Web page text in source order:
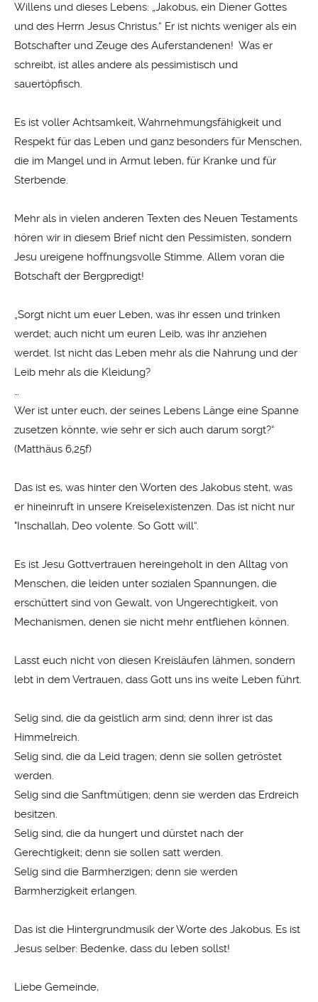
Willens und dieses Lebens: „Jakobus, ein Diener Gottes
und des Herrn Jesus Christus.“ Er ist nichts weniger als ein
Botschafter und Zeuge des Auferstandenen! Was er
schreibt, ist alles andere als pessimistisch und
sauertöpfisch.
Es ist voller Achtsamkeit, Wahrnehmungsfähigkeit und
Respekt für das Leben und ganz besonders für Menschen,
die im Mangel und in Armut leben, für Kranke und für
Sterbende.
Mehr als in vielen anderen Texten des Neuen Testaments
hören wir in diesem Brief nicht den Pessimisten, sondern
Jesu ureigene hoffnungsvolle Stimme. Allem voran die
Botschaft der Bergpredigt!
„Sorgt nicht um euer Leben, was ihr essen und trinken
werdet; auch nicht um euren Leib, was ihr anziehen
werdet. Ist nicht das Leben mehr als die Nahrung und der
Leib mehr als die Kleidung?
…
Wer ist unter euch, der seines Lebens Länge eine Spanne
zusetzen könnte, wie sehr er sich auch darum sorgt?“
(Matthäus 6,25f)
Das ist es, was hinter den Worten des Jakobus steht, was
er hineinruft in unsere Kreiselexistenzen. Das ist nicht nur
"Inschallah, Deo volente. So Gott will“.
Es ist Jesu Gottvertrauen hereingeholt in den Alltag von
Menschen, die leiden unter sozialen Spannungen, die
erschüttert sind von Gewalt, von Ungerechtigkeit, von
Mechanismen, denen sie nicht mehr entfliehen können.
Lasst euch nicht von diesen Kreisläufen lähmen, sondern
lebt in dem Vertrauen, dass Gott uns ins weite Leben führt.
Selig sind, die da geistlich arm sind; denn ihrer ist das
Himmelreich.
Selig sind, die da Leid tragen; denn sie sollen getröstet
werden.
Selig sind die Sanftmütigen; denn sie werden das Erdreich
besitzen.
Selig sind, die da hungert und dürstet nach der
Gerechtigkeit; denn sie sollen satt werden.
Selig sind die Barmherzigen; denn sie werden
Barmherzigkeit erlangen.
Das ist die Hintergrundmusik der Worte des Jakobus. Es ist
Jesus selber: Bedenke, dass du leben sollst!
Liebe Gemeinde,